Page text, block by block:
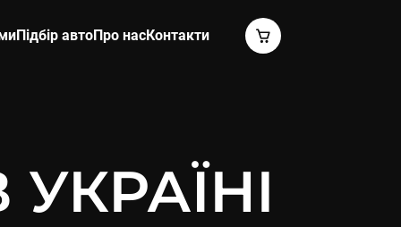
Підбір автоПро насКонтакти
УКРАЇНІ